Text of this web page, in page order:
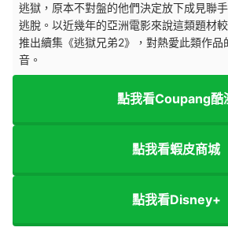
逃獄，原本不對盤的他們決定放下成見聯
逃脫。以近幾年的亞洲電影來說這類題材
推出續集《逃獄兄弟2》，對熱愛此類作品
音。
點我看Coupang酷
點我看蝦皮商城
點我看Disney+